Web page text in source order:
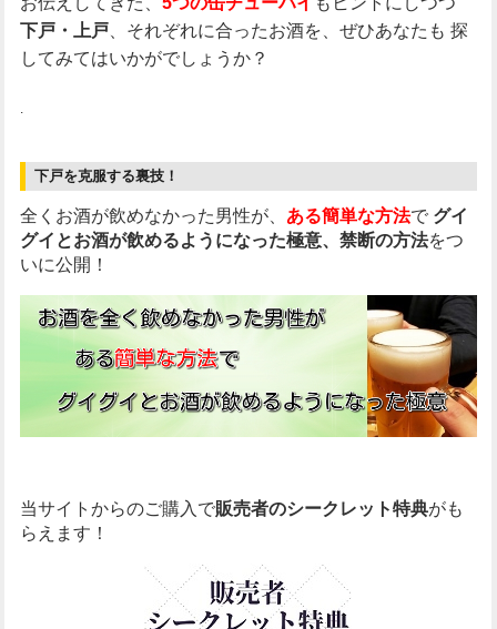
下戸・上戸、それぞれに合ったお酒を、ぜひあなたも 探
してみてはいかがでしょうか？
下戸を克服する裏技！
全くお酒が飲めなかった男性が、 ある簡単な方法で グイ
グイとお酒が飲めるようになった極意、禁断の方法をつ
いに公開！
当サイトからのご購入で販売者のシークレット特典がも
らえます！